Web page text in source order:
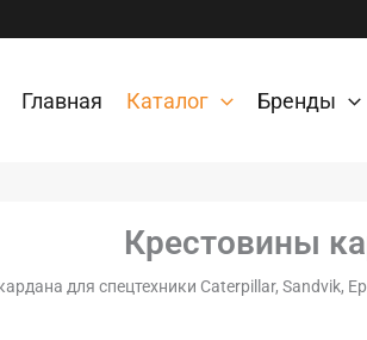
Главная Каталог Бренды
Крестовины
для спецтехники Caterpillar, Sandvik,